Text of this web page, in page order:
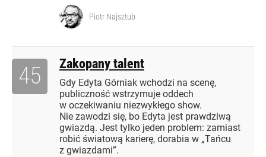
Piotr Najsztub
Zakopany talent
Gdy Edyta Górniak wchodzi na scenę,
publiczność wstrzymuje oddech
w oczekiwaniu niezwykłego show.
Nie zawodzi się, bo Edyta jest prawdziwą
gwiazdą. Jest tylko jeden problem: zamiast
robić światową karierę, dorabia w „Tańcu
z gwiazdami”.
45